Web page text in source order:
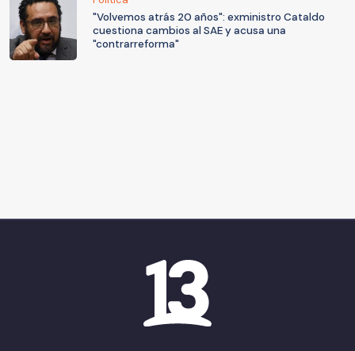
"Volvemos atrás 20 años": exministro Cataldo
cuestiona cambios al SAE y acusa una
"contrarreforma"